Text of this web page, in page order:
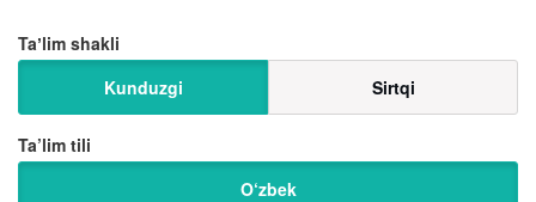
Taʼlim shakli
Kunduzgi
Sirtqi
Ta’lim tili
O‘zbek